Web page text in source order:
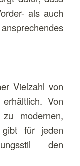
als auch
Vielzahl von
Von
modernen,
für jeden
den